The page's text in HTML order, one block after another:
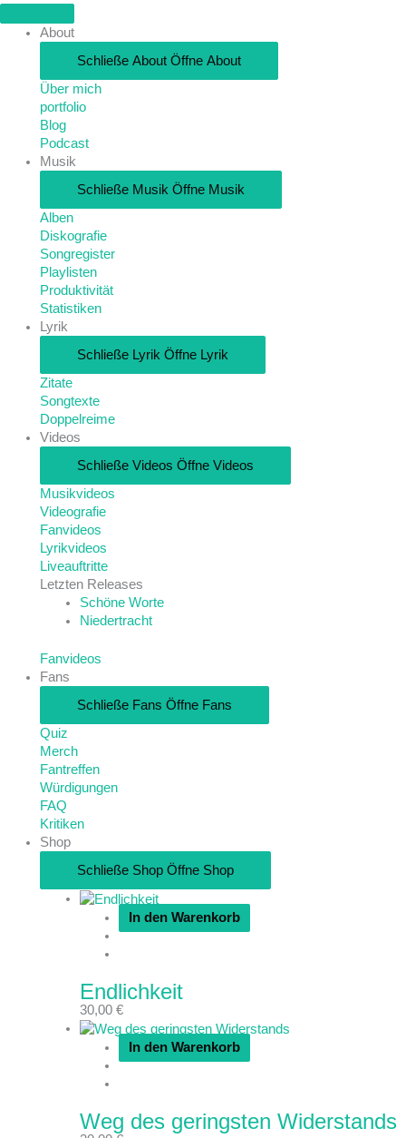
About
Schließe About Öffne About
Über mich
portfolio
Blog
Podcast
Musik
Schließe Musik Öffne Musik
Alben
Diskografie
Songregister
Playlisten
Produktivität
Statistiken
Lyrik
Schließe Lyrik Öffne Lyrik
Zitate
Songtexte
Doppelreime
Videos
Schließe Videos Öffne Videos
Musikvideos
Videografie
Fanvideos
Lyrikvideos
Liveauftritte
Letzten Releases
Schöne Worte
Niedertracht
Fanvideos
Fans
Schließe Fans Öffne Fans
Quiz
Merch
Fantreffen
Würdigungen
FAQ
Kritiken
Shop
Schließe Shop Öffne Shop
In den Warenkorb
Endlichkeit
30,00 €
In den Warenkorb
Weg des geringsten Widerstands